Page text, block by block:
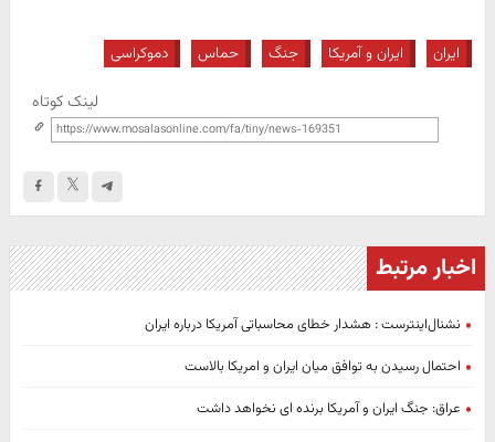
ایران ایران و آمریکا جنگ حماس دموکراسی
لینک کوتاه
اخبار مرتبط
نشنال‌اینترست : هشدار خطای محاسباتی آمریکا درباره ایران
احتمال رسیدن به توافق میان ایران و امریکا بالاست
عراق: جنگ ایران و آمریکا برنده ای نخواهد داشت